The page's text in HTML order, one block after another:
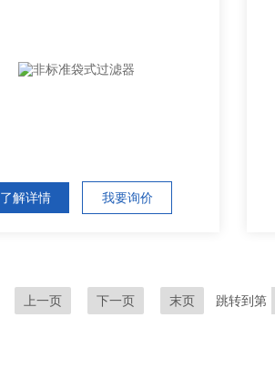
了解详情 我要询价
上一页 下一页 末页 跳转到第